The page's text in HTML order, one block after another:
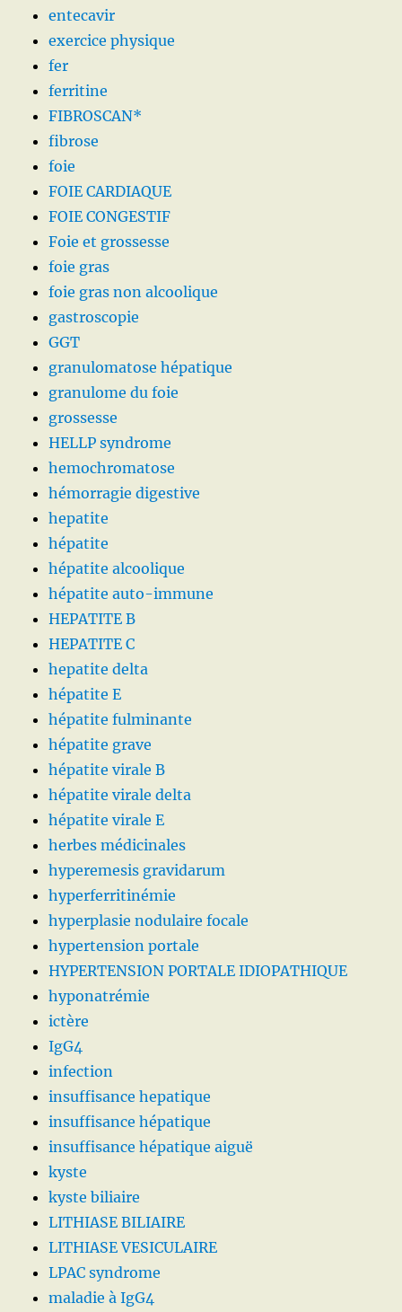
entecavir
exercice physique
fer
ferritine
FIBROSCAN*
fibrose
foie
FOIE CARDIAQUE
FOIE CONGESTIF
Foie et grossesse
foie gras
foie gras non alcoolique
gastroscopie
GGT
granulomatose hépatique
granulome du foie
grossesse
HELLP syndrome
hemochromatose
hémorragie digestive
hepatite
hépatite
hépatite alcoolique
hépatite auto-immune
HEPATITE B
HEPATITE C
hepatite delta
hépatite E
hépatite fulminante
hépatite grave
hépatite virale B
hépatite virale delta
hépatite virale E
herbes médicinales
hyperemesis gravidarum
hyperferritinémie
hyperplasie nodulaire focale
hypertension portale
HYPERTENSION PORTALE IDIOPATHIQUE
hyponatrémie
ictère
IgG4
infection
insuffisance hepatique
insuffisance hépatique
insuffisance hépatique aiguë
kyste
kyste biliaire
LITHIASE BILIAIRE
LITHIASE VESICULAIRE
LPAC syndrome
maladie à IgG4